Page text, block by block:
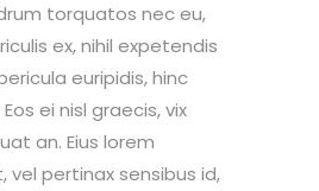
torquatos nec eu,
ex, nihil expetendis
euripidis, hinc
ei nisl graecis, vix
an. Eius lorem
vel pertinax sensibus id,